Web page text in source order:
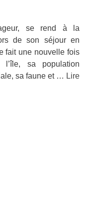
se rend à la
de son séjour en
fait une nouvelle fois
l’île, sa population
sa faune et … Lire